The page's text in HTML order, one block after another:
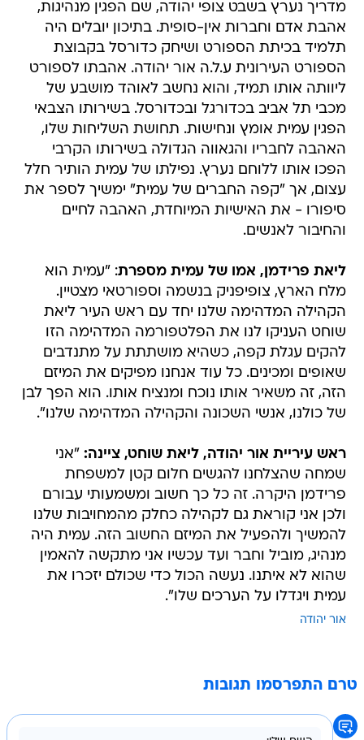
מדריך נערץ בשבט צופי יהודה, שם הפגין מנהיגות,
אהבת אדם וחברות אין-סופית. בתיכון יובלים היה
תלמיד בכיתת הספורט ושיחק כדורסל בקבוצת
הספורט העירונית ע.ל.ה אור יהודה. אהבתו לספורט
ליוותה אותו תמיד, והוא נחשב לאוהד מושבע של
מכבי תל אביב בכדורגל ובכדורסל. בשירותו הצבאי
הפגין עמית אומץ ונחישות. תחושת השליחות שלו,
האהבה לחבריו והגאווה הגדולה בשירותו הקרבי
הפכו אותו ללוחם נערץ. נפילתו של עמית הותיר חלל
עצום, אך "קפה החברים של עמית" ימשיך לספר את
סיפורו - את האישיות המיוחדת, האהבה לחיים
והחיבור לאנשים.
ליאת פרידמן, אמו של עמית מספרת: "עמית הוא
מלח הארץ, צופיפניק בנשמה וספורטאי מצטיין.
הקהילה המדהימה שלנו יחד עם ראש העיר ליאת
שוחט העניקו לנו את הפלטפורמה המדהימה הזו
להקים עגלת קפה, כשהיא מושתתת על מתנדבים
שאופים ומכינים. כל עוד אנחנו מפיקים את המיזם
הזה, זה משאיר אותו נוכח ומנציח אותו. הוא הפך לבן
של כולנו, אנשי השכונה והקהילה המדהימה שלנו".
ראש עיריית אור יהודה, ליאת שוחט, ציינה: "אני
שמחה שהצלחנו להגשים חלום קטן למשפחת
פרידמן היקרה. זה כל כך חשוב ומשמעותי עבורם
ולכן אני קוראת גם לקהילה כחלק מהמחויבות שלנו
להמשיך ולהפעיל את המיזם החשוב הזה. עמית היה
מנהיג, מוביל וחבר ועד עכשיו אני מתקשה להאמין
שהוא לא איתנו. נעשה הכול כדי שכולם יזכרו את
עמית ויגדלו על הערכים שלו".
אור יהודה
טרם התפרסמו תגובות